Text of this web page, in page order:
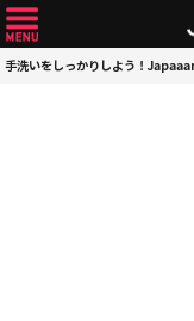
手洗いをしっかりしよう！